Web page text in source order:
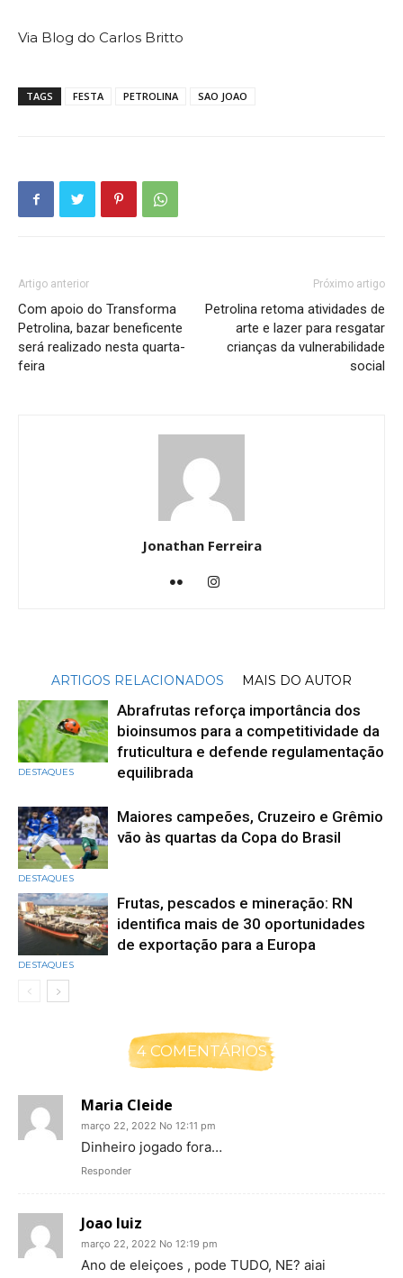
Via Blog do Carlos Britto
TAGS FESTA PETROLINA SAO JOAO
Artigo anterior
Com apoio do Transforma
Petrolina, bazar beneficente
será realizado nesta quarta-
feira
Próximo artigo
Petrolina retoma atividades de
arte e lazer para resgatar
crianças da vulnerabilidade
social
Jonathan Ferreira
ARTIGOS RELACIONADOS MAIS DO AUTOR
DESTAQUES
Abrafrutas reforça importância dos
bioinsumos para a competitividade da
fruticultura e defende regulamentação
equilibrada
DESTAQUES
Maiores campeões, Cruzeiro e Grêmio
vão às quartas da Copa do Brasil
DESTAQUES
Frutas, pescados e mineração: RN
identifica mais de 30 oportunidades
de exportação para a Europa
4 COMENTÁRIOS
Maria Cleide
março 22, 2022 No 12:11 pm
Dinheiro jogado fora…
Responder
Joao luiz
março 22, 2022 No 12:19 pm
Ano de eleiçoes , pode TUDO, NE? aiai